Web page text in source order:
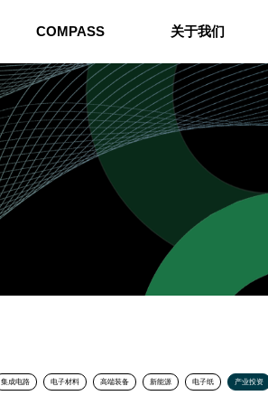
COMPASS 关于我们
集成电路 电子材料 高端装备 新能源 电子纸 产业投资